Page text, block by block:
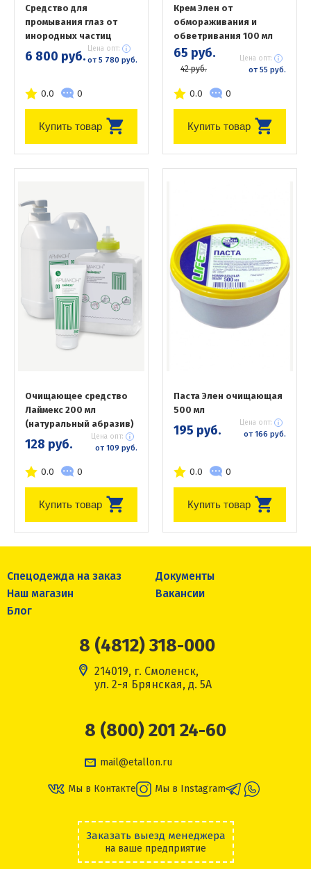
Средство для
промывания глаз от
инородных частиц
6 800 руб. Цена опт:
от 5 780 руб.
0.0 0
Купить товар
Крем Элен от
обмораживания и
обветривания 100 мл
65 руб.
42 руб.
Цена опт:
от 55 руб.
0.0 0
Купить товар
Очищающее средство
Лаймекс 200 мл
(натуральный абразив)
128 руб. Цена опт:
от 109 руб.
0.0 0
Купить товар
Паста Элен очищающая
500 мл
195 руб. Цена опт:
от 166 руб.
0.0 0
Купить товар
Спецодежда на заказ
Документы
Наш магазин
Вакансии
Блог
8 (4812) 318-000
214019, г. Смоленск,
ул. 2-я Брянская, д. 5А
8 (800) 201 24-60
mail@etallon.ru
Мы в Контакте Мы в Instagram
Заказать выезд менеджера
на ваше предприятие